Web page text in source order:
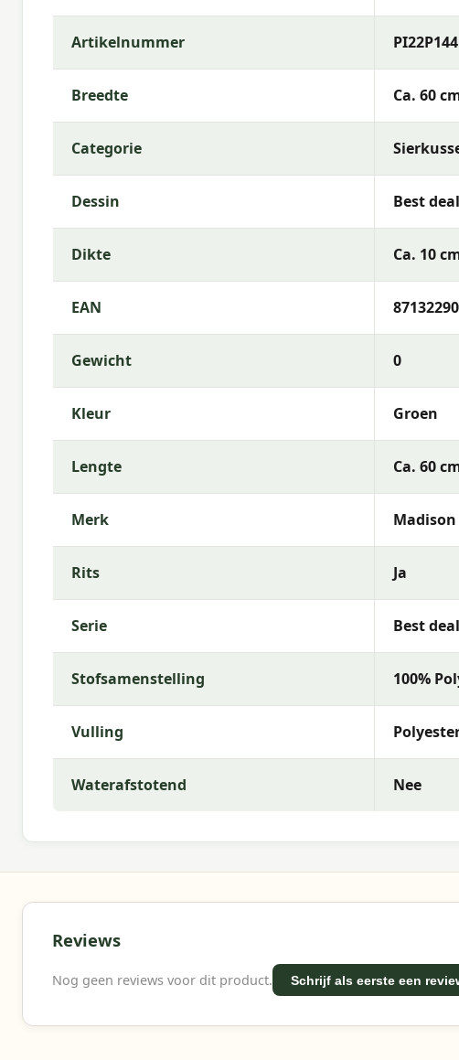
Stof:100% Polyester
Rits:Ja (hoes afneembaar)
Garantie:2 jaar
Gebruiksinstructies
Was de kussenhoes op lage temperatuur (als
Meer informatie of advies nodig?
Heb je vragen over de Madison sierkussen Best deal Mint
Madison? Neem gerust contact met ons op via telefoon,
je graag bij de keuze die het beste past bij jouw terras en
Waarom Madison?
comfortabele buitenruimte.
Artikelnummer PI22P144
Breedte Ca. 60
Categorie
Dessin Best
Dikte Ca. 10
EAN
Gewicht 0
Kleur Groen
Lengte Ca. 60
Merk Madison
Rits Ja
Serie Best deal
Stofsamenstelling 100%
Vulling
Waterafstotend Nee
Reviews
Nog geen reviews voor dit product. Schrijf als eerste een